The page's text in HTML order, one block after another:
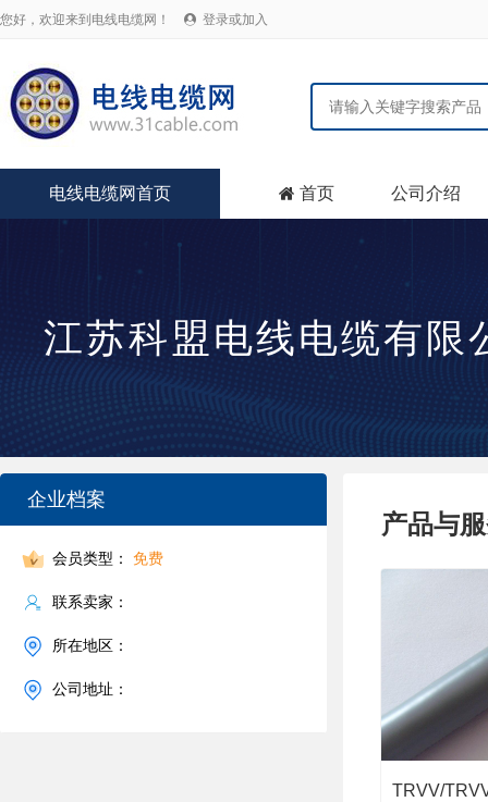
您好，欢迎来到电线电缆网！  登录或加入
电线电缆网首页  首页 公司介绍
江苏科盟电线电缆有限
企业档案
会员类型： 免费
联系卖家：
所在地区：
公司地址：
产品与
TRVV/